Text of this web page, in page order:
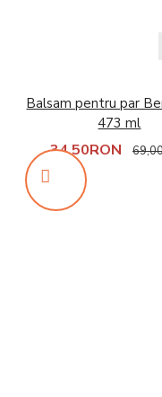
Balsam pentru par
473 ml
34,50RON